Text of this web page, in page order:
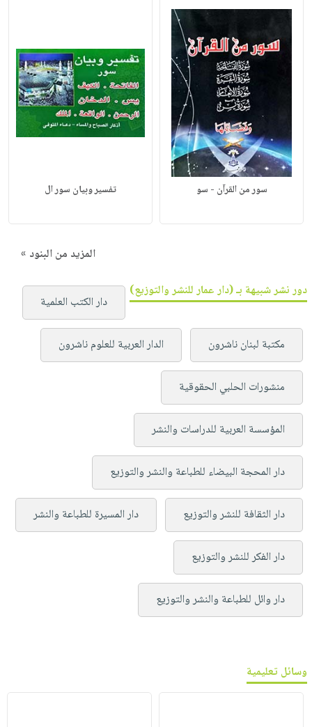
سور من القرآن - سو تفسير وبيان سور ال
المزيد من البنود »
دور نشر شبيهة بـ (دار عمار للنشر والتوزيع)
دار الكتب العلمية
مكتبة لبنان ناشرون الدار العربية للعلوم ناشرون
منشورات الحلبي الحقوقية
المؤسسة العربية للدراسات والنشر
دار المحجة البيضاء للطباعة والنشر والتوزيع
دار الثقافة للنشر والتوزيع دار المسيرة للطباعة والنشر
دار الفكر للنشر والتوزيع
دار وائل للطباعة والنشر والتوزيع
وسائل تعليمية